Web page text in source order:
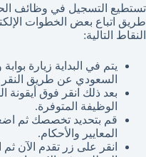
تستطيع التسجيل في وظائف
طريق اتباع بعض الخطوات
النقاط التالية:
يتم في البداية زيارة
السعودي عن طريق النقر
بعد ذلك انقر فوق أيقونة
الوظيفة المتوفرة.
قم بتحديد تخصصك ثم
المعايير والأحكام.
انقر على زر تقدم الآن